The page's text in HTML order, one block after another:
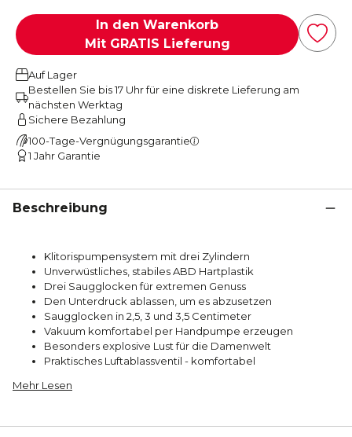
In den Warenkorb
Mit GRATIS Lieferung
Auf Lager
Bestellen Sie bis 17 Uhr für eine diskrete Lieferung am
nächsten Werktag
Sichere Bezahlung
100-Tage-Vergnügungsgarantie
1 Jahr Garantie
Beschreibung
Klitorispumpensystem mit drei Zylindern
Unverwüstliches, stabiles ABD Hartplastik
Drei Saugglocken für extremen Genuss
Den Unterdruck ablassen, um es abzusetzen
Saugglocken in 2,5, 3 und 3,5 Centimeter
Vakuum komfortabel per Handpumpe erzeugen
Besonders explosive Lust für die Damenwelt
Praktisches Luftablassventil - komfortabel
Mehr Lesen